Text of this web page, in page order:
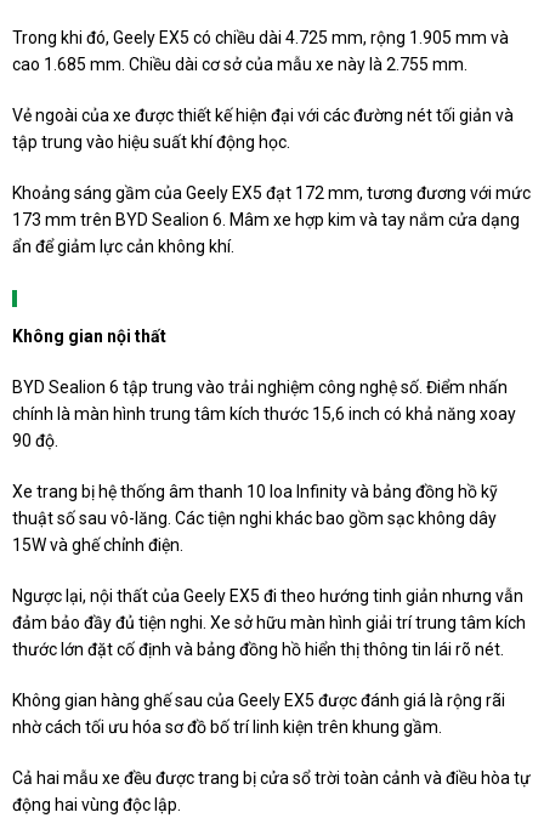
Trong khi đó, Geely EX5 có chiều dài 4.725 mm, rộng 1.905 mm và
cao 1.685 mm. Chiều dài cơ sở của mẫu xe này là 2.755 mm.
Vẻ ngoài của xe được thiết kế hiện đại với các đường nét tối giản và
tập trung vào hiệu suất khí động học.
Khoảng sáng gầm của Geely EX5 đạt 172 mm, tương đương với mức
173 mm trên BYD Sealion 6. Mâm xe hợp kim và tay nắm cửa dạng
ẩn để giảm lực cản không khí.
Không gian nội thất
BYD Sealion 6 tập trung vào trải nghiệm công nghệ số. Điểm nhấn
chính là màn hình trung tâm kích thước 15,6 inch có khả năng xoay
90 độ.
Xe trang bị hệ thống âm thanh 10 loa Infinity và bảng đồng hồ kỹ
thuật số sau vô-lăng. Các tiện nghi khác bao gồm sạc không dây
15W và ghế chỉnh điện.
Ngược lại, nội thất của Geely EX5 đi theo hướng tinh giản nhưng vẫn
đảm bảo đầy đủ tiện nghi. Xe sở hữu màn hình giải trí trung tâm kích
thước lớn đặt cố định và bảng đồng hồ hiển thị thông tin lái rõ nét.
Không gian hàng ghế sau của Geely EX5 được đánh giá là rộng rãi
nhờ cách tối ưu hóa sơ đồ bố trí linh kiện trên khung gầm.
Cả hai mẫu xe đều được trang bị cửa sổ trời toàn cảnh và điều hòa tự
động hai vùng độc lập.